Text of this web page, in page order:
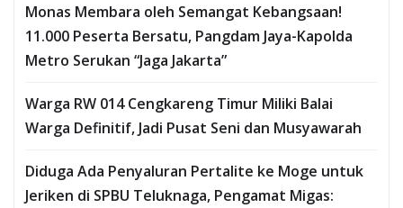
Monas Membara oleh Semangat Kebangsaan!
11.000 Peserta Bersatu, Pangdam Jaya-Kapolda
Metro Serukan “Jaga Jakarta”
Warga RW 014 Cengkareng Timur Miliki Balai
Warga Definitif, Jadi Pusat Seni dan Musyawarah
Diduga Ada Penyaluran Pertalite ke Moge untuk
Jeriken di SPBU Teluknaga, Pengamat Migas: